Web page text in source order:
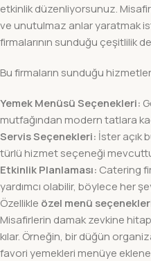
etkinlik düzenliyorsunuz.
ve unutulmaz anlar yaratmak
firmalarının sunduğu çeşitlilik
Bu firmaların sunduğu
Yemek Menüsü Seçenekleri:
mutfağından modern tatlara
Servis Seçenekleri: İster açık
türlü hizmet seçeneği
Etkinlik Planlaması: Catering
yardımcı olabilir, böylece her
Özellikle özel menü
Misafirlerin damak zevkine
kılar. Örneğin, bir düğün
favori yemekleri menüye